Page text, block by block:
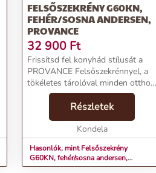
FELSŐSZEKRÉNY G60KN,
FEHÉR/SOSNA ANDERSEN,
PROVANCE
32 900 Ft
Frissítsd fel konyhád stílusát a
PROVANCE Felsőszekrénnyel, a
tökéletes tárolóval minden otthon
számára.Termékjellemzők:Név:
Felsőszekrény G60KN,
fehér/sosna andersen,
PROVANCEÁr: 22900 FtMárka:
Részletek
Kondela
Hasonlók, mint Felsőszekrény
G60KN, fehér/sosna andersen,
PROVANCE